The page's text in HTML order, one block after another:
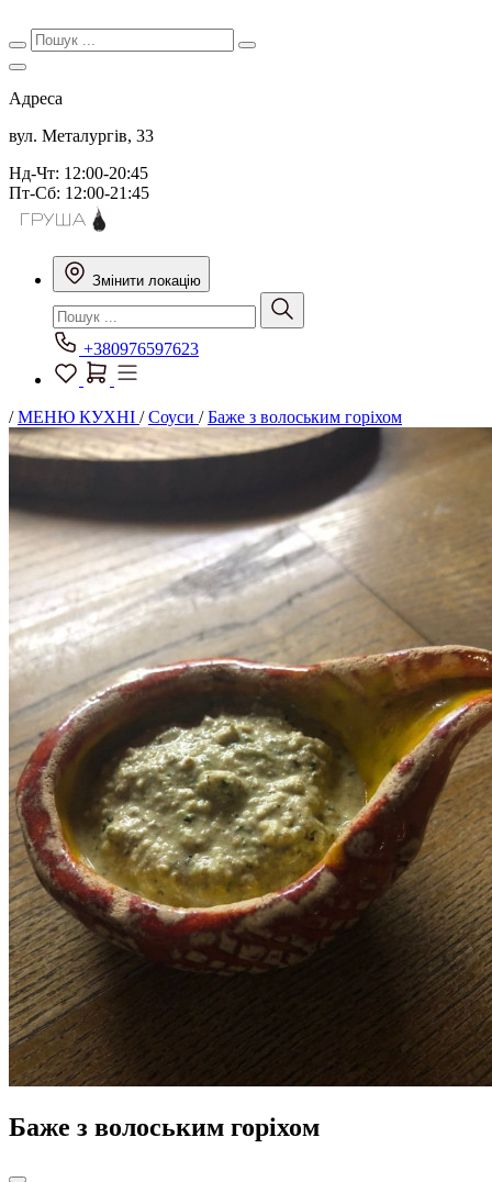
Адреса
вул. Металургів, 33
Нд-Чт: 12:00-20:45
Пт-Сб: 12:00-21:45
Змінити локацію
+380976597623
/МЕНЮ КУХНІ /Соуси /Баже з волоським горіхом
Баже з волоським горіхом